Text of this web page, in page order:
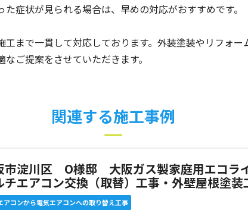
症状が見られる場合は、早めの対応がおすすめです。
まで一貫して対応しております。外装塗装やリフォ
ご提案をさせていただきます。
関連する施工事例
市淀川区 O様邸 大阪ガス製家庭用エコラ
チエアコン交換（取替）工事・外壁屋根塗装
アコンから電気エアコンへの取り替え工事